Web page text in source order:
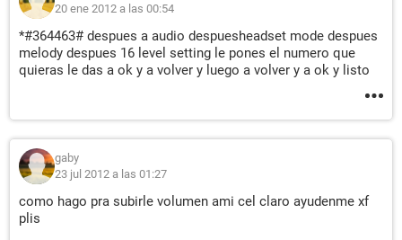
20 ene 2012 a las 00:54
*#364463# despues a audio despuesheadset mode despues
melody despues 16 level setting le pones el numero que
quieras le das a ok y a volver y luego a volver y a ok y listo
gaby
23 jul 2012 a las 01:27
como hago pra subirle volumen ami cel claro ayudenme xf
plis